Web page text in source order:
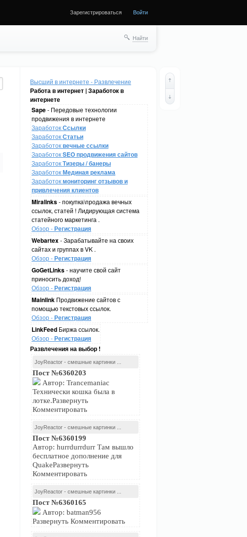
Зарегистрироваться Войти
Найти
Высший в интернете - Развлечение
Работа в интернет | Заработок в
интернете
Sape- Передовые технологии
продвижения в интернете
ЗаработокСсылки
ЗаработокСтатьи
Заработоквечные ссылки
ЗаработокSEO продвижения сайтов
ЗаработокТизеры / банеры
ЗаработокМединая реклама
Заработокмониторинг отзывов и
привлечения клиентов
Miralinks- покупка\продажа вечных
ссылок, статей ! Лидирующая система
статейного маркетинга .
Обзор -Регистрация
Webartex- Зарабатывайте на своих
сайтах и группах в VK .
Обзор -Регистрация
GoGetLinks- научите свой сайт
приносить доход!
Обзор -Регистрация
Mainlink Продвижение сайтов с
помощью текстовых ссылок.
Обзор -Регистрация
LinkFeed Биржа ссылок.
Обзор -Регистрация
Развлечения на выбор !
JoyReactor - смешные картинки ...
Пост №6360203
Автор: Trancemaniac
Технически кошка была в
лотке.Развернуть
Комментировать
JoyReactor - смешные картинки ...
Пост №6360199
Автор: hurrdurrdurr Там вышло
бесплатное дополнение для
QuakeРазвернуть
Комментировать
JoyReactor - смешные картинки ...
Пост №6360165
Автор: batman956
Развернуть Комментировать